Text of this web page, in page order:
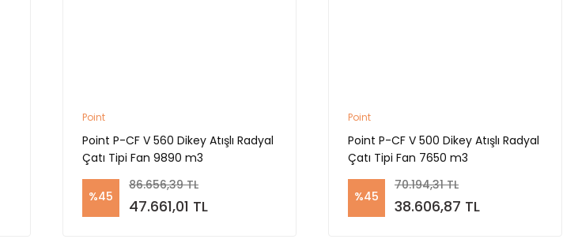
Point
Point P-CF V 560 Dikey Atışlı Radyal
Çatı Tipi Fan 9890 m3
%45
86.656,39 TL
47.661,01 TL
Point
Point P-CF V 500 Dikey Atışlı Radyal
Çatı Tipi Fan 7650 m3
%45
70.194,31 TL
38.606,87 TL